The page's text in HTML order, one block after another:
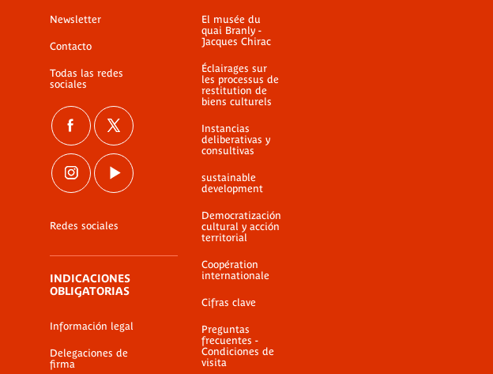
Newsletter
Contacto
Todas las redes
sociales
Redes sociales
INDICACIONES
OBLIGATORIAS
Información legal
Delegaciones de
firma
El musée du
quai Branly -
Jacques Chirac
Éclairages sur
les processus de
restitution de
biens culturels
Instancias
deliberativas y
consultivas
sustainable
development
Democratización
cultural y acción
territorial
Coopération
internationale
Cifras clave
Preguntas
frecuentes -
Condiciones de
visita